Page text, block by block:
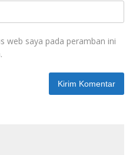
web saya pada peramban ini